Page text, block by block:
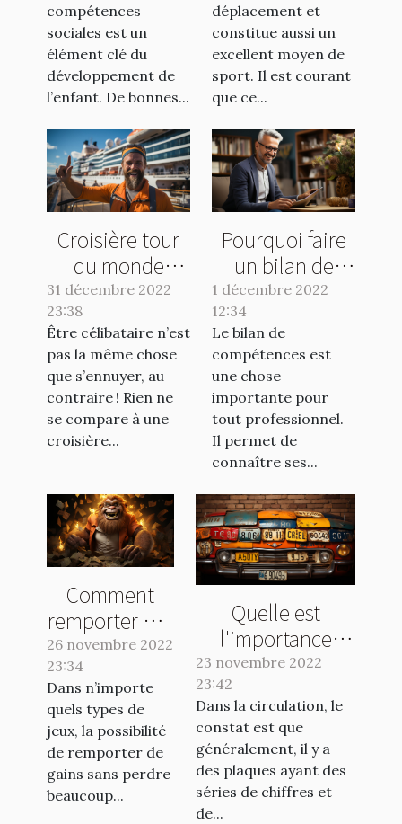
compétences
sociales est un
élément clé du
développement de
l’enfant. De bonnes...
déplacement et
constitue aussi un
excellent moyen de
sport. Il est courant
que ce...
Croisière tour
du monde
célibataire :
pourquoi une
croisière solo ?
31 décembre 2022
23:38
Être célibataire n’est
pas la même chose
que s’ennuyer, au
contraire ! Rien ne
se compare à une
croisière...
Pourquoi faire
un bilan de
compétences ?
1 décembre 2022
12:34
Le bilan de
compétences est
une chose
importante pour
tout professionnel.
Il permet de
connaître ses...
Comment
remporter des
gains en
jouant au
Crash Casino
?
26 novembre 2022
23:34
Dans n’importe
quels types de
jeux, la possibilité
de remporter de
gains sans perdre
beaucoup...
Quelle est
l'importance
d'une plaque
d'immatriculation
?
23 novembre 2022
23:42
Dans la circulation, le
constat est que
généralement, il y a
des plaques ayant des
séries de chiffres et
de...